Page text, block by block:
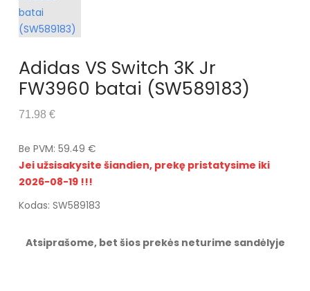
Adidas VS Switch 3K Jr
FW3960 batai (SW589183)
71.98 €
Be PVM: 59.49 €
Jei užsisakysite šiandien, prekę pristatysime iki
2026-08-19 !!!
Kodas: SW589183
Atsiprašome, bet šios prekės neturime sandėlyje